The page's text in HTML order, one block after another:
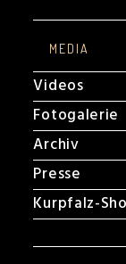
MEDIA
Videos
Fotogalerie
Archiv
Presse
Kurpfalz-